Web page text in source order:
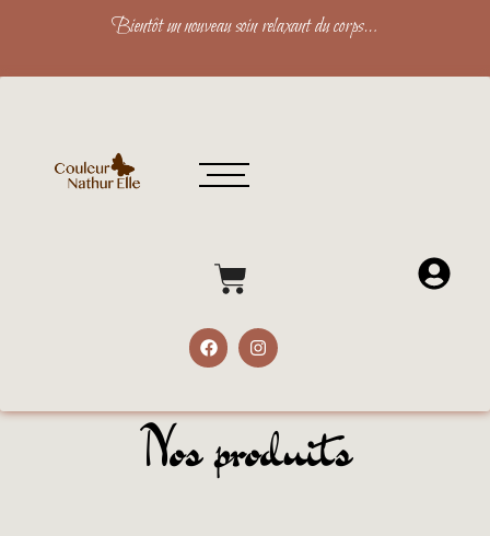
Bientôt un nouveau soin relaxant du corps…
Nos produits